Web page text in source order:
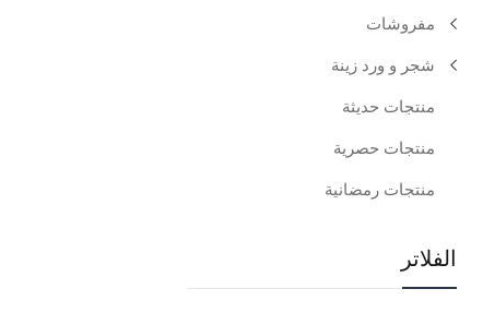
مفروشات
شجر و ورد زينة
منتجات حديثة
منتجات حصرية
منتجات رمضانية
الفلاتر